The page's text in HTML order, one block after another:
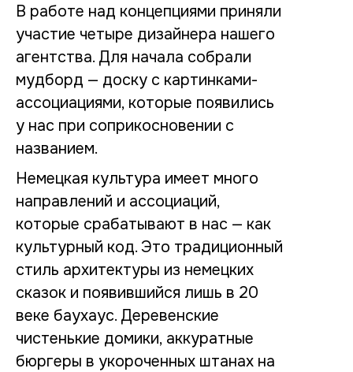
В работе над концепциями приняли
участие четыре дизайнера нашего
агентства. Для начала собрали
мудборд — доску с картинками-
ассоциациями, которые появились
у нас при соприкосновении с
названием.
Немецкая культура имеет много
направлений и ассоциаций,
которые срабатывают в нас — как
культурный код. Это традиционный
стиль архитектуры из немецких
сказок и появившийся лишь в 20
веке баухаус. Деревенские
чистенькие домики, аккуратные
бюргеры в укороченных штанах на